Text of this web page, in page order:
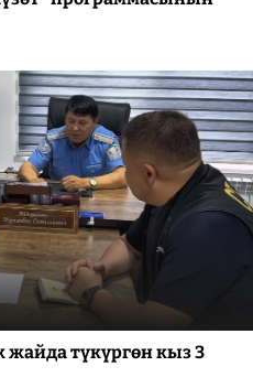
түкүргөн кыз 3